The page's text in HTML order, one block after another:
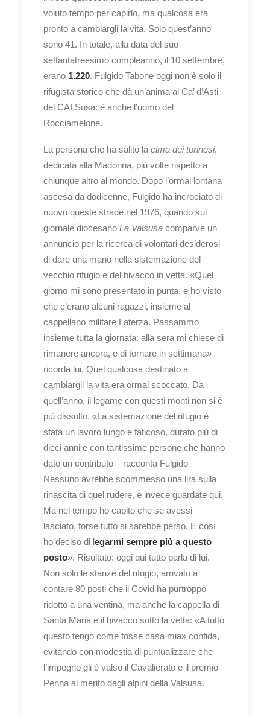
voluto tempo per capirlo, ma qualcosa era
pronto a cambiargli la vita. Solo quest’anno
sono 41. In totale, alla data del suo
settantatreesimo compleanno, il 10 settembre,
erano 1.220. Fulgido Tabone oggi non è solo il
rifugista storico che dà un’anima al Ca’ d’Asti
del CAI Susa: è anche l’uomo del
Rocciamelone.
La persona che ha salito la cima dei torinesi,
dedicata alla Madonna, più volte rispetto a
chiunque altro al mondo. Dopo l’ormai lontana
ascesa da dodicenne, Fulgido ha incrociato di
nuovo queste strade nel 1976, quando sul
giornale diocesano La Valsusa comparve un
annuncio per la ricerca di volontari desiderosi
di dare una mano nella sistemazione del
vecchio rifugio e del bivacco in vetta. «Quel
giorno mi sono presentato in punta, e ho visto
che c’erano alcuni ragazzi, insieme al
cappellano militare Laterza. Passammo
insieme tutta la giornata: alla sera mi chiese di
rimanere ancora, e di tornare in settimana»
ricorda lui. Quel qualcosa destinato a
cambiargli la vita era ormai scoccato. Da
quell’anno, il legame con questi monti non si è
più dissolto. «La sistemazione del rifugio è
stata un lavoro lungo e faticoso, durato più di
dieci anni e con tantissime persone che hanno
dato un contributo – racconta Fulgido –
Nessuno avrebbe scommesso una lira sulla
rinascita di quel rudere, e invece guardate qui.
Ma nel tempo ho capito che se avessi
lasciato, forse tutto si sarebbe perso. E così
ho deciso di legarmi sempre più a questo
posto». Risultato: oggi qui tutto parla di lui.
Non solo le stanze del rifugio, arrivato a
contare 80 posti che il Covid ha purtroppo
ridotto a una ventina, ma anche la cappella di
Santa Maria e il bivacco sotto la vetta: «A tutto
questo tengo come fosse casa mia» confida,
evitando con modestia di puntualizzare che
l’impegno gli è valso il Cavalierato e il premio
Penna al merito dagli alpini della Valsusa.